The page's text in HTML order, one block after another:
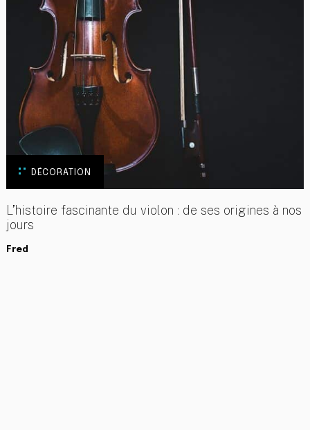
DÉCORATION
L’histoire fascinante du violon : de ses origines à nos
jours
Fred